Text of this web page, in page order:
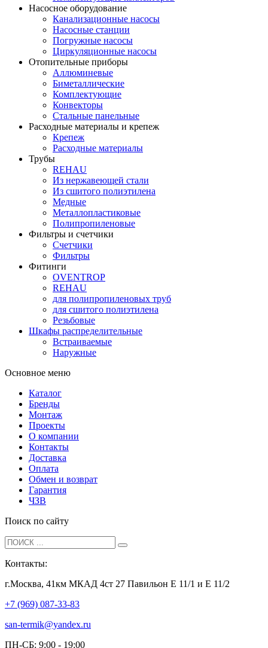
Насосное оборудование
Канализационные насосы
Насосные станции
Погружные насосы
Циркуляционные насосы
Отопительные приборы
Аллюминевые
Биметаллические
Комплектующие
Конвекторы
Стальные панельные
Расходные материалы и крепеж
Крепеж
Расходные материалы
Трубы
REHAU
Из нержавеющей стали
Из сшитого полиэтилена
Медные
Металлопластиковые
Полипропиленовые
Фильтры и счетчики
Счетчики
Фильтры
Фитинги
OVENTROP
REHAU
для полипропиленовых труб
для сшитого полиэтилена
Резьбовые
Шкафы распределительные
Встраиваемые
Наружные
Основное меню
Каталог
Бренды
Монтаж
Проекты
О компании
Контакты
Доставка
Оплата
Обмен и возврат
Гарантия
ЧЗВ
Поиск по сайту
Контакты:
г.Москва, 41км МКАД 4ст 27 Павильон Е 11/1 и Е 11/2
+7 (969) 087-33-83
san-termik@yandex.ru
ПН-СБ: 9:00 - 19:00